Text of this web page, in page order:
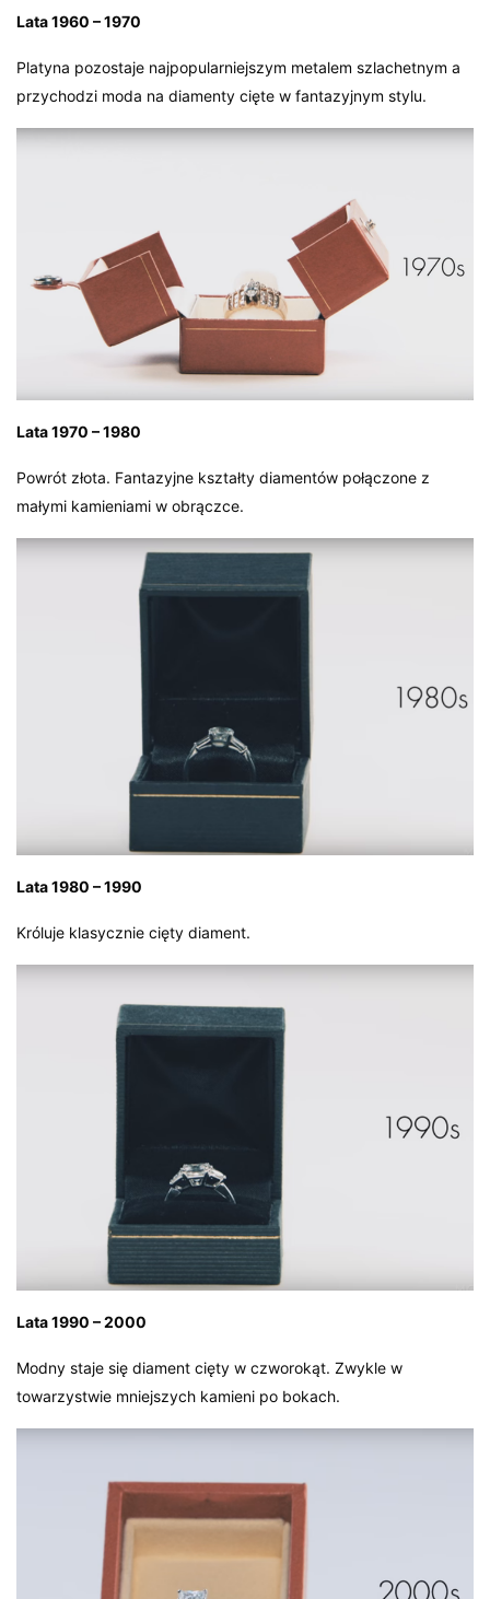
Lata 1960 – 1970
Platyna pozostaje najpopularniejszym metalem szlachetnym a
przychodzi moda na diamenty cięte w fantazyjnym stylu.
Lata 1970 – 1980
Powrót złota. Fantazyjne kształty diamentów połączone z
małymi kamieniami w obrączce.
Lata 1980 – 1990
Króluje klasycznie cięty diament.
Lata 1990 – 2000
Modny staje się diament cięty w czworokąt. Zwykle w
towarzystwie mniejszych kamieni po bokach.